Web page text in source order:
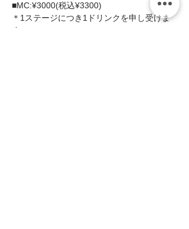
■MC:¥3000(税込¥3300)
＊1ステージにつき1ドリンクを申し受けま
す。